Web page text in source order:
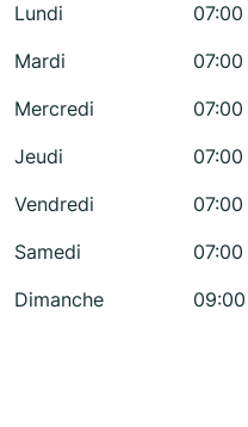
Lundi
07:00
Mardi
07:00
Mercredi
07:00
Jeudi
07:00
Vendredi
07:00
Samedi
07:00
Dimanche